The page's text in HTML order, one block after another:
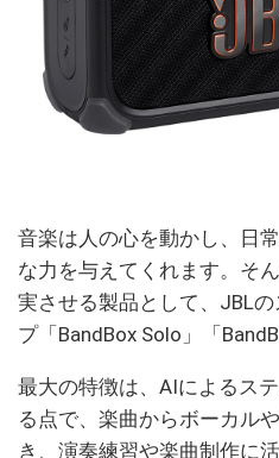
音楽は人の心を動かし、日
な力を与えてくれます。そ
実させる製品として、JBL
プ「BandBox Solo」「
最大の特徴は、AIによるス
る点で、楽曲からボーカル
き、演奏練習や楽曲制作に